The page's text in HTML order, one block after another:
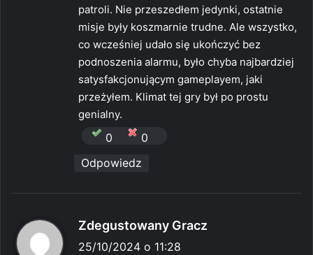
patroli. Nie przeszedłem jedynki, ostatnie
misje były koszmarnie trudne. Ale wszystko,
co wcześniej udało się ukończyć bez
podnoszenia alarmu, było chyba najbardziej
satysfakcjonującym gameplayem, jaki
przeżyłem. Klimat tej gry był po prostu
genialny.
0
0
Odpowiedz
Zdegustowany Gracz
25/10/2024 o 11:28